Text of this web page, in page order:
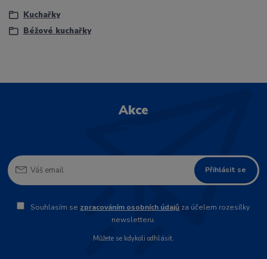
Kuchařky
Béžové kuchařky
Akce
Přihlásit se
Souhlasím se zpracováním osobních údajů za účelem rozesílky
newsletteru.
Můžete se kdykoli odhlásit.